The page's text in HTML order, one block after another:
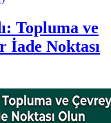
Topluma ve
İade Noktası